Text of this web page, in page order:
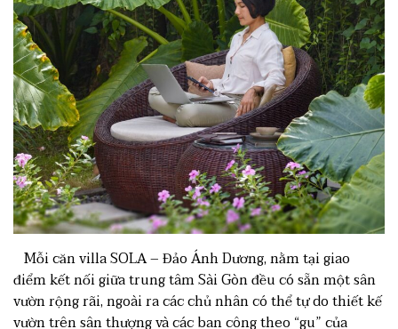
Mỗi căn villa SOLA – Đảo Ánh Dương, nằm tại giao
điểm kết nối giữa trung tâm Sài Gòn đều có sẵn một sân
vườn rộng rãi, ngoài ra các chủ nhân có thể tự do thiết kế
vườn trên sân thượng và các ban công theo “gu” của